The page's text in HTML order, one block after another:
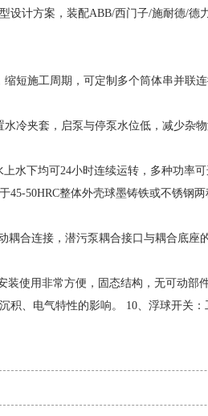
设计方案，装配ABB/西门子/施耐德/德
短施工周期，可定制多个筒体串并联
冷夹套，启泵与停泵水位低，减少杂
水下均可24小时连续运转，多种功率
50HRC整体外壳球墨铸铁或不锈钢
合连接，潜污泵耦合接口与耦合底座
使用非常方便，固态结构，无可动部
、电气特性的影响。 10、浮球开关